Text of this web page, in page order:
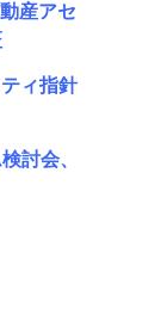
産アセ
ィ指針
討会、